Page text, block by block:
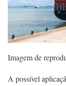
Imagem de
A possível